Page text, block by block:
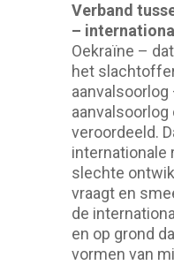
Verband
–
Oekraïne –
het
aanvalsoorlog
veroordeeld.
internationale
slechte
vraagt en
de
en op grond
vormen van